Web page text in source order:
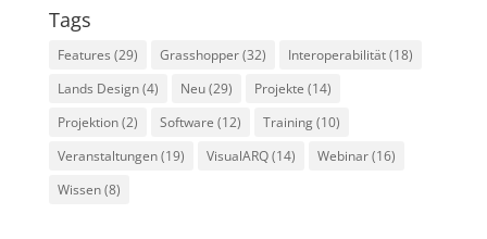
Tags
Features (29) Grasshopper(32) Interoperabilität(18)
Lands Design(4) Neu(29) Projekte (14)
Projektion(2) Software (12) Training(10)
Veranstaltungen(19) VisualARQ(14) Webinar(16)
Wissen(8)